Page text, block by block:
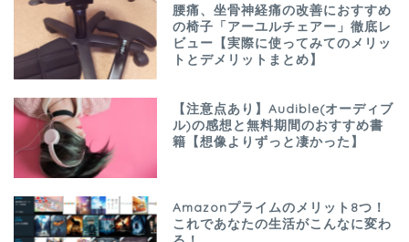
腰痛、坐骨神経痛の改善におすすめ
の椅子「アーユルチェアー」徹底レ
ビュー【実際に使ってみてのメリッ
トとデメリットまとめ】
【注意点あり】Audible(オーディブ
ル)の感想と無料期間のおすすめ書
籍【想像よりずっと凄かった】
Amazonプライムのメリット8つ！
これであなたの生活がこんなに変わ